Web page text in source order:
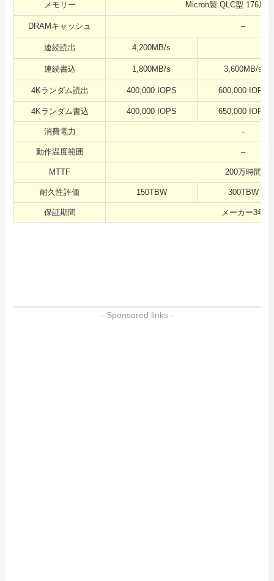
メモリー Micron製 QLC型 176層
DRAMキャッシュ –
連続読出 4,200MB/s
連続書込 1,800MB/s 3,600MB/s
4Kランダム読出 400,000 IOPS 600,000 IOPS
4Kランダム書込 400,000 IOPS 650,000 IOPS
消費電力 –
動作温度範囲 –
MTTF 200万時間
耐久性評価 150TBW 300TBW
保証期間 メーカー3年
- Sponsored links -